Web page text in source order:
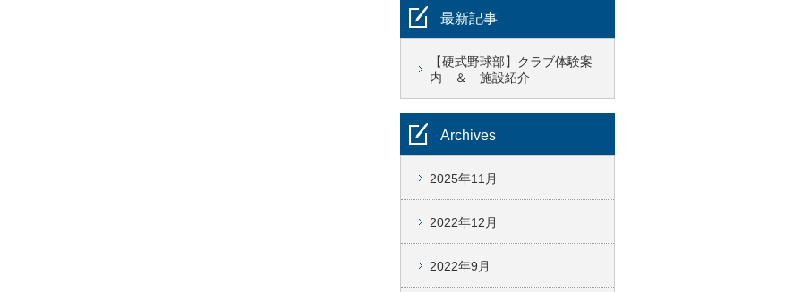
最新記事
【硬式野球部】クラブ体験案
内 ＆ 施設紹介
Archives
2025年11月
2022年12月
2022年9月